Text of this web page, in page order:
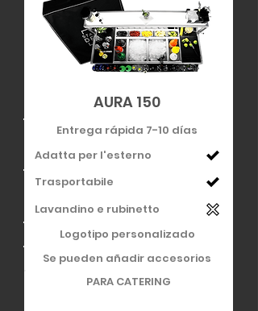
AURA 150
Adatta per l'esterno
Trasportabile
Entrega rápida 7-10 días
Lavandino e rubinetto
Logotipo personalizado
Se pueden añadir accesorios
PARA CATERING